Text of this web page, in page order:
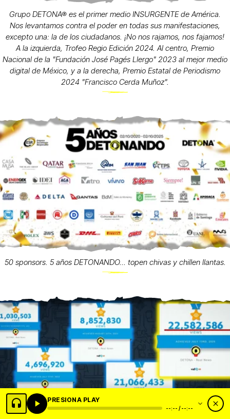
Grupo DETONA® es el primer medio INSURGENTE de América.
Nos levantamos contra el poder en todas sus manifestaciones,
excepto una: la de los ciudadanos. ¡No nos rajamos, nos fajamos!
A la izquierda, Trofeo Regio Edición 2024. Al centro, Premio
Nacional de la "Fundación José Pagés Llergo" 2023 al mejor medio
digital de México, y a la derecha, Premio Estatal de Periodismo
2024 "Francisco Cerda Muñoz".
50 sponsors. 5 años DETONANDO... topen chivas y chillen llantas.
PRESIONA PLAY
--:-- / --:--